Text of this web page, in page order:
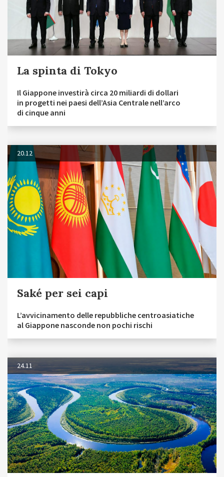
La spinta di Tokyo
Il Giappone investirà circa 20 miliardi di dollari
in progetti nei paesi dell’Asia Centrale nell’arco
di cinque anni
20.12
Saké per sei capi
L’avvicinamento delle repubbliche centroasiatiche
al Giappone nasconde non pochi rischi
24.11